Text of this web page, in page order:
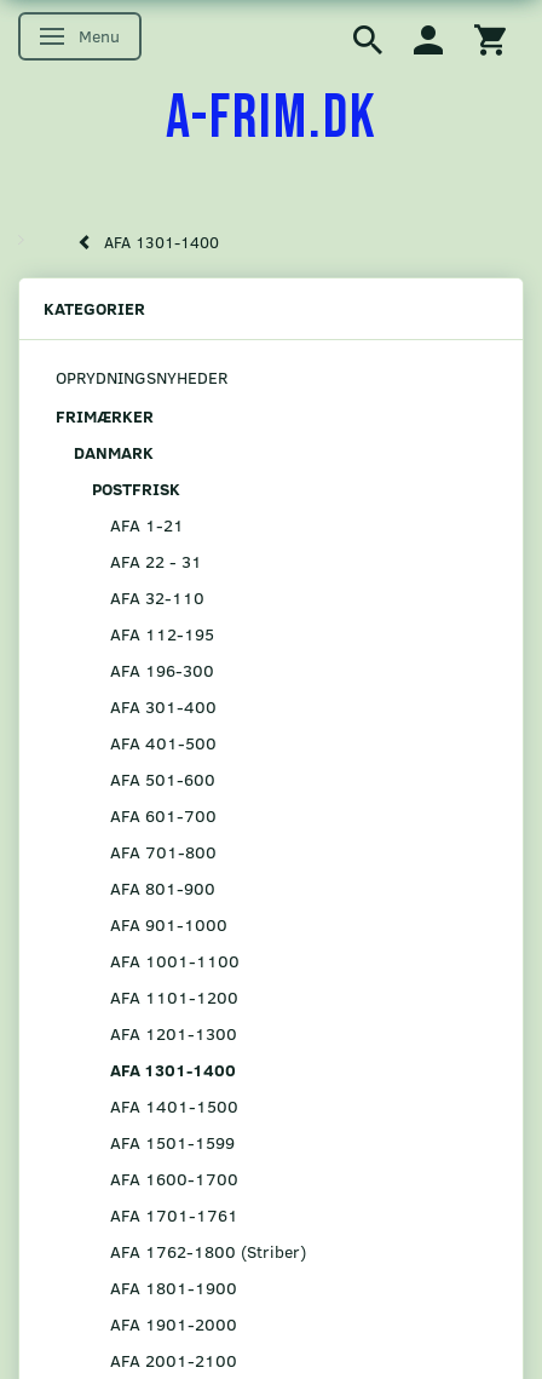
Skifte navigation
Menu
A-FRIM.DK
AFA 1301-1400
KATEGORIER
OPRYDNINGSNYHEDER
FRIMÆRKER
DANMARK
POSTFRISK
AFA 1-21
AFA 22 - 31
AFA 32-110
AFA 112-195
AFA 196-300
AFA 301-400
AFA 401-500
AFA 501-600
AFA 601-700
AFA 701-800
AFA 801-900
AFA 901-1000
AFA 1001-1100
AFA 1101-1200
AFA 1201-1300
AFA 1301-1400
AFA 1401-1500
AFA 1501-1599
AFA 1600-1700
AFA 1701-1761
AFA 1762-1800 (Striber)
AFA 1801-1900
AFA 1901-2000
AFA 2001-2100